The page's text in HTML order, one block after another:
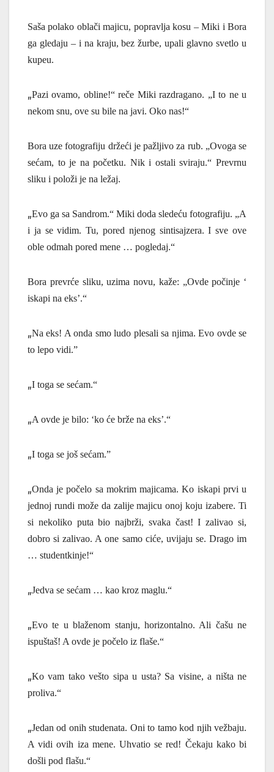
Saša polako oblači majicu, popravlja kosu – Miki i Bora
ga gledaju – i na kraju, bez žurbe, upali glavno svetlo u
kupeu.
„Pazi ovamo, obline!“ reče Miki razdragano. „I to ne u
nekom snu, ove su bile na javi. Oko nas!“
Bora uze fotografiju držeći je pažljivo za rub. „Ovoga se
sećam, to je na početku. Nik i ostali sviraju.“ Prevrnu
sliku i položi je na ležaj.
„Evo ga sa Sandrom.“ Miki doda sledeću fotografiju. „A
i ja se vidim. Tu, pored njenog sintisajzera.I sve ove
oble odmah pored mene … pogledaj.“
Bora prevrće sliku, uzima novu, kaže: „Ovde počinje ‘
iskapi na eks’.“
„Na eks! A onda smo ludo plesali sa njima. Evo ovde se
to lepo vidi.”
„I toga se sećam.“
„A ovde je bilo: ‘ko će brže na eks’.“
„I toga se još sećam.”
„Onda je počelo sa mokrim majicama. Ko iskapi prvi u
jednoj rundi može da zalije majicu onoj koju izabere. Ti
si nekoliko puta bio najbrži, svaka čast! I zalivao si,
dobro si zalivao. A one samo ciće, uvijaju se. Drago im
… studentkinje!“
„Jedva se sećam … kao kroz maglu.“
„Evo te u blaženom stanju, horizontalno. Ali čašu ne
ispuštaš! A ovde je počelo iz flaše.“
„Ko vam tako vešto sipa u usta? Sa visine, a ništa ne
proliva.“
„Jedan od onih studenata. Oni to tamo kod njih vežbaju.
A vidi ovih iza mene. Uhvatio se red! Čekaju kako bi
došli pod flašu.“